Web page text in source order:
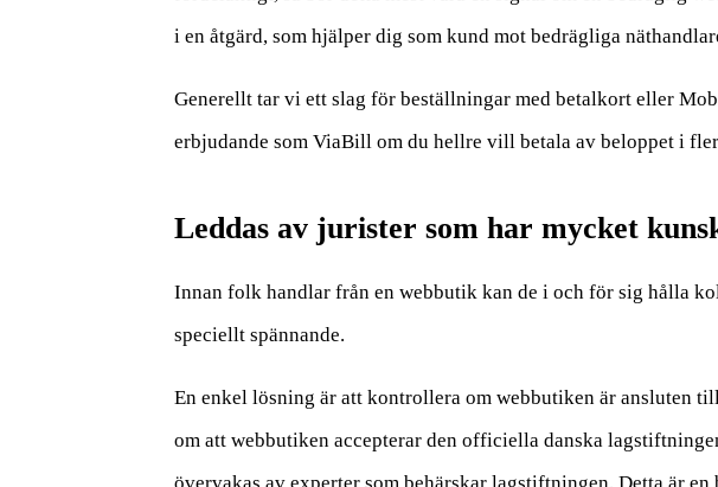
i en åtgärd, som hjälper dig som kund mot bedrägliga
Generellt tar vi ett slag för beställningar med betalkort eller
erbjudande som ViaBill om du hellre vill betala av beloppet i
Leddas av jurister som har mycket
Innan folk handlar från en webbutik kan de i och för sig hålla
speciellt spännande.
En enkel lösning är att kontrollera om webbutiken är ansluten
om att webbutiken accepterar den officiella danska